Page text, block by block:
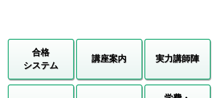
合格
システム
講座案内 実力講師陣